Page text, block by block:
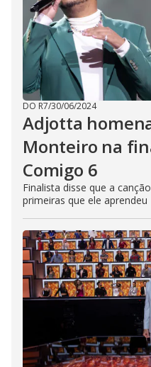
DO R7/30/06/2024
Adjotta
Monteiro na
Comigo 6
Finalista disse que a
primeiras que ele aprendeu